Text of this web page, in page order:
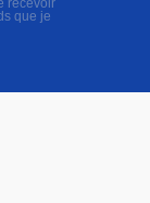
recevoir
que je